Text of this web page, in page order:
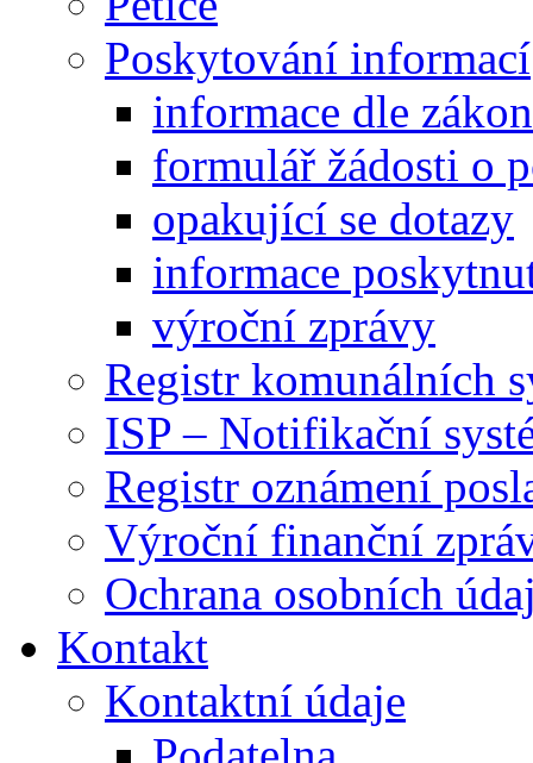
Poskytování informací
informace dle
formulář žádosti o
opakující se dotazy
informace
výroční zprávy
Registr komunálních
ISP – Notifikační
Registr oznámení
Výroční finanční
Ochrana osobních
Kontakt
Kontaktní údaje